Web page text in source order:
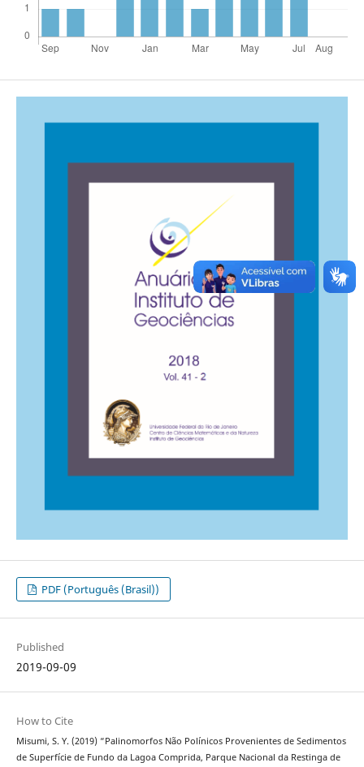
PDF (Português (Brasil))
Published
2019-09-09
How to Cite
Misumi, S. Y. (2019) “Palinomorfos Não Polínicos Provenientes de Sedimentos
de Superfície de Fundo da Lagoa Comprida, Parque Nacional da Restinga de